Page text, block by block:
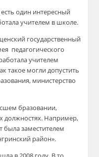
один интересный
учителем в школе.
государственный
педагогического
учителем
такое могли допустить
министерство
бразовании,
должностях. Например,
была заместителем
район».